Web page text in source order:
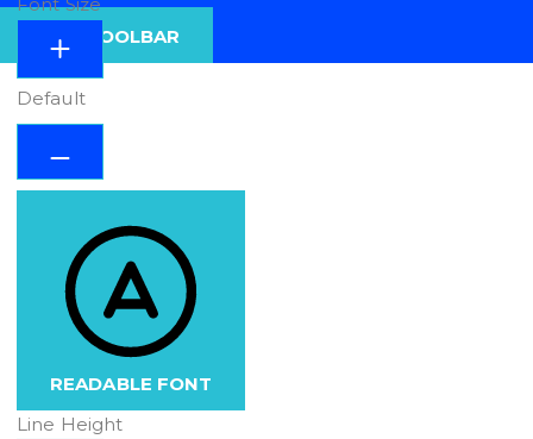
HIDE TOOLBAR
Default
READABLE FONT
Line Height